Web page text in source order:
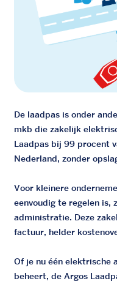
De laadpas is onder
mkb die zakelijk
Laadpas bij 99 procent
Nederland, zonder
Voor kleinere
eenvoudig te regelen is,
administratie. Deze
factuur, helder
Of je nu één elektrische
beheert, de Argos